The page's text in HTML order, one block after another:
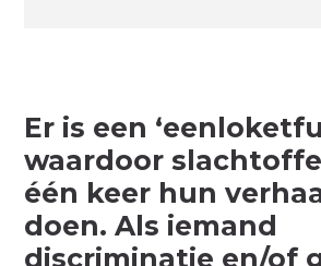
Er is een
waardoor
één keer hun
doen. Als iemand
discriminatie en/of